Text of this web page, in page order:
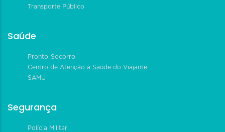
Transporte Público
Saúde
Pronto-Socorro
Centro de Atenção à Saúde do Viajante
SAMU
Segurança
Polícia Militar